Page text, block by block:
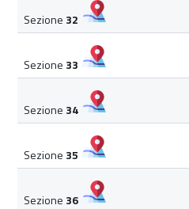
Sezione 32
Sezione 33
Sezione 34
Sezione 35
Sezione 36